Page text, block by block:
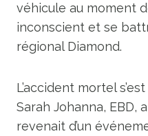
véhicule au moment
inconscient et se
régional Diamond.
L’accident mortel
Sarah Johanna, EBD,
revenait d’un